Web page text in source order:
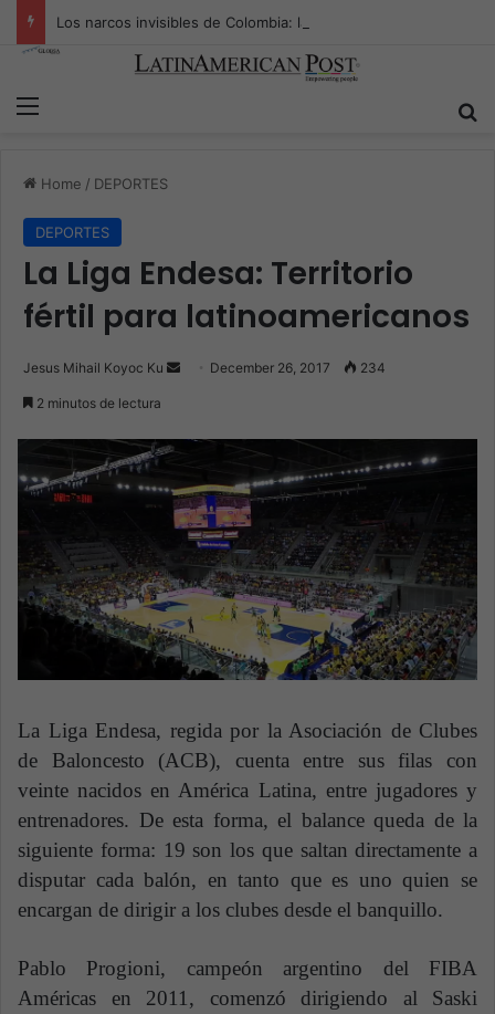
Home / DEPORTES
DEPORTES
La Liga Endesa: Territorio
fértil para latinoamericanos
Jesus Mihail Koyoc Ku
n
e
a
i
l
December 26, 2017 234
2 minutos de lectura
La Liga Endesa, regida por la Asociación de Clubes
de Baloncesto (ACB), cuenta entre sus filas con
veinte nacidos en América Latina, entre jugadores y
entrenadores. De esta forma, el balance queda de la
siguiente forma: 19 son los que saltan directamente a
disputar cada balón, en tanto que es uno quien se
encargan de dirigir a los clubes desde el banquillo.
Pablo Progioni, campeón argentino del FIBA
Américas en 2011, comenzó dirigiendo al Saski